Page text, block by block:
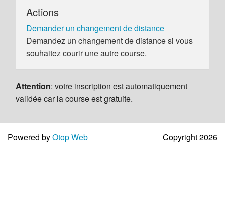
Actions
Demander un changement de distance
Demandez un changement de distance si vous
souhaitez courir une autre course.
Attention: votre inscription est automatiquement
validée car la course est gratuite.
Powered byOtop Web Copyright 2026